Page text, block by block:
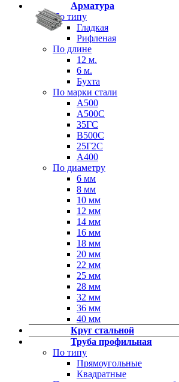
Качественные стали
Фитинги
Фитинги
Фитинги
Арматура
По типу
Гладкая
Рифленая
По длине
12 м.
6 м.
Бухта
По марки стали
А500
А500С
35ГС
В500С
25Г2С
А400
По диаметру
6 мм
8 мм
10 мм
12 мм
14 мм
16 мм
18 мм
20 мм
22 мм
25 мм
28 мм
32 мм
36 мм
40 мм
Круг стальной
Труба профильная
По типу
Прямоугольные
Квадратные